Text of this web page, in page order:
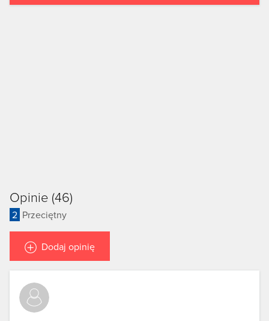
Opinie (46)
2 Przeciętny
Dodaj opinię